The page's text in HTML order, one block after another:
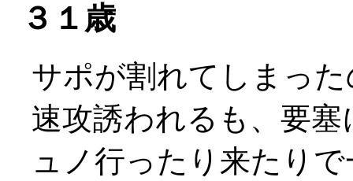
３１歳
サポが割れてしまった
速攻誘われるも、要
ュノ行ったり来たり